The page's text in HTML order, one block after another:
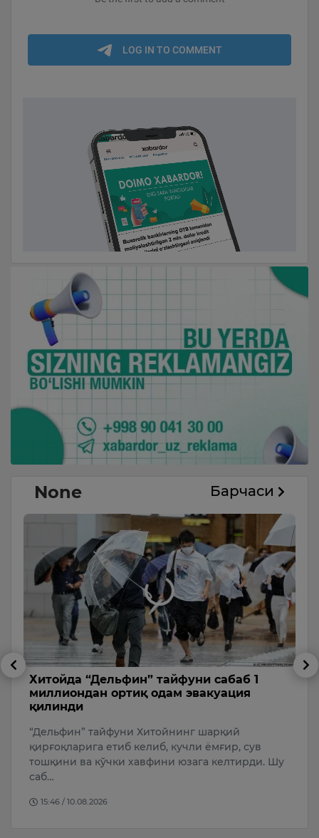
None Барчаси
Хитойда “Дельфин” тайфуни сабаб 1
миллиондан ортиқ одам эвакуация
қилинди
“Дельфин” тайфуни Хитойнинг шарқий
қирғоқларига етиб келиб, кучли ёмғир, сув
тошқини ва кўчки хавфини юзага келтирди. Шу
саб…
15:46 / 10.08.2026